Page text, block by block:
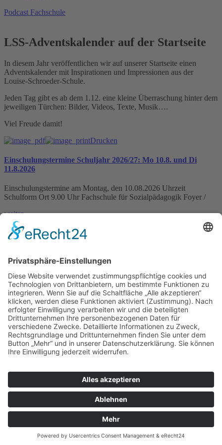
Podcast Fachschule
LSS-Adventskalender auf der Startseite
In diesem Jahr veröffentlichen wir auf unserer Startseite einen
Adventskalender mit Inspirationen und Impressionen aus der
Louise-Schroeder-Schule.
Jeden Tag gibt es ab dem 1.12. eine kleine Überraschung hinter dem
jeweiligen Türchen: Bilder, Videos, Texte, Musik….
Viel Freude damit!
Drucken
Einschulungstermine Schuljahr 2026/27: Mo 10.8. und Di
11.8.2026
Einschulungstermine am Montag, den 10.08.2026 Uhrzeit
Schulform Ort 9.00 Uhr Fachschule für Sozialpädagogik Foyer /
weiter »
IHK-News: Florist-Azubis zeigen blühende Kreativität bei
Wiesbaden, 19. Juni 2026 – Acht Florist-Azubis haben in der
weiter »
Schutzkonzept gegen sexualisierte Gewalt veröffentlicht
weiter »
Louise-Schroeder-Schule
0611/315270
poststelle@louise-schroeder-
schule.wiesbaden.schulverwaltung.hessen.de
© 2024 Louise-Schroeder-Schule | Alle Rechte vorbehalten
Impressum|Datenschutzerklärung